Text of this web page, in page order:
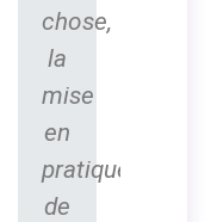
chose,
la
mise
en
pratique
de